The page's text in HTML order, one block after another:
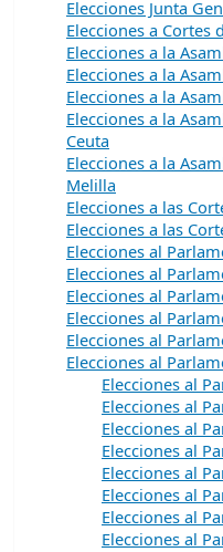
Elecciones Junta
Elecciones a Cortes
Elecciones a la
Elecciones a la
Elecciones a la
Elecciones a la
Ceuta
Elecciones a la
Melilla
Elecciones a las
Elecciones a las
Elecciones al
Elecciones al
Elecciones al
Elecciones al
Elecciones al
Elecciones al
Elecciones al
Elecciones al
Elecciones al
Elecciones al
Elecciones al
Elecciones al
Elecciones al
Elecciones al